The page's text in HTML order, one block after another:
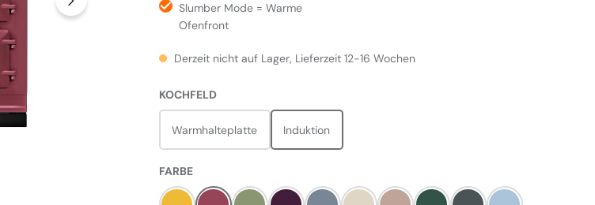
Slumber Mode = Warme
Ofenfront
Derzeit nicht auf Lager, Lieferzeit 12-16 Wochen
KOCHFELDAUSWÄHLEN
Warmhalteplatte Induktion
FARBEAUSWÄHLEN